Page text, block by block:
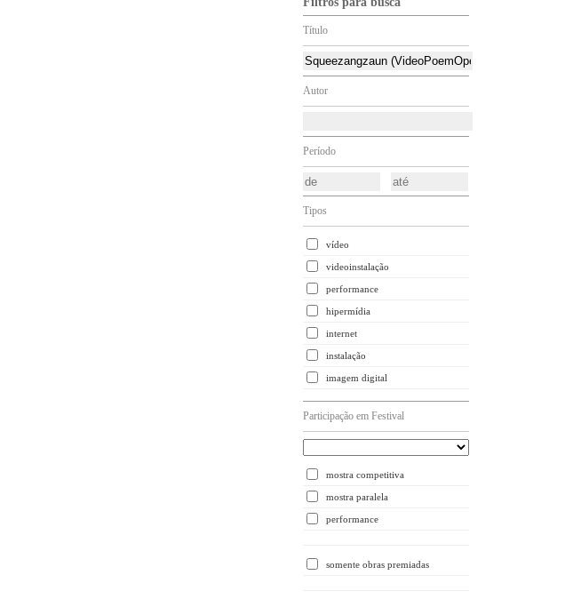
Título
Autor
Período
Tipos
vídeo
videoinstalação
performance
hipermídia
internet
instalação
imagem digital
Participação em Festival
mostra competitiva
mostra paralela
performance
somente obras premiadas